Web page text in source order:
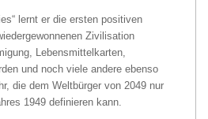
lernt er die ersten positiven
Zivilisation
Lebensmittelkarten,
und noch viele andere ebenso
die dem Weltbürger von 2049 nur
1949 definieren kann.